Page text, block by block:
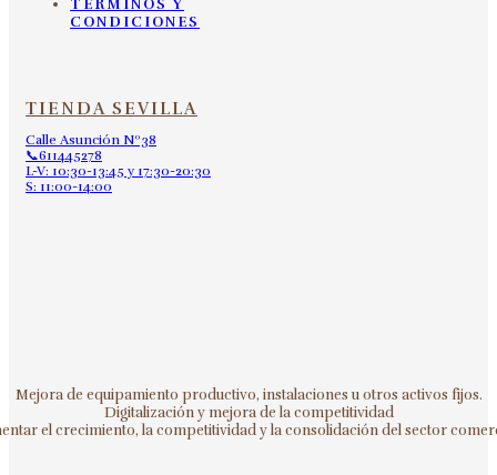
TÉRMINOS Y
CONDICIONES
TIENDA SEVILLA
Calle Asunción Nº38
📞611445278
L-V: 10:30-13:45 y 17:30-20:30
S: 11:00-14:00
Mejora de equipamiento productivo, instalaciones u otros activos fijos.
Digitalización y mejora de la competitividad
el crecimiento, la competitividad y la consolidación del sector